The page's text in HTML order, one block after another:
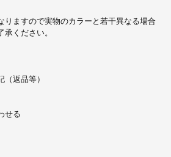
ますので実物のカラーと若干異なる場合
ください。
返品等）
せる